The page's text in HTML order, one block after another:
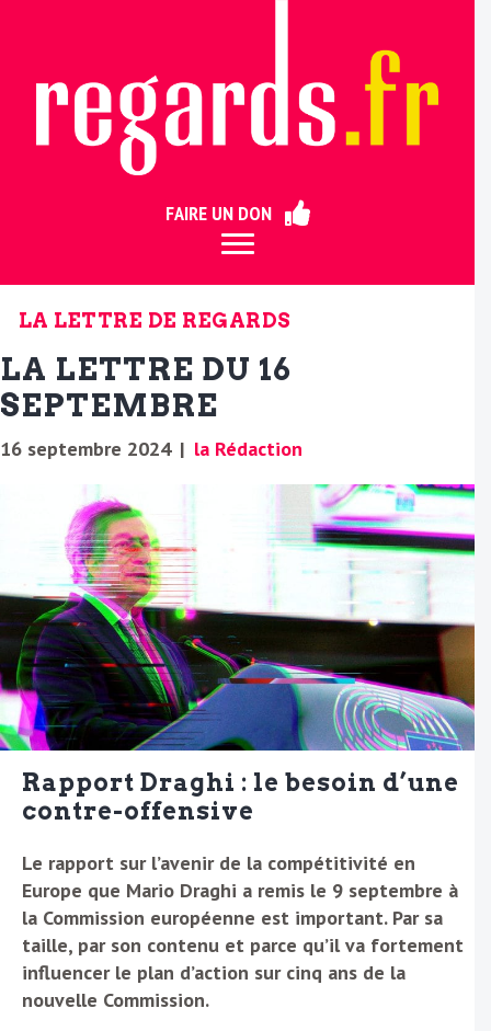
FAIRE UN DON
LA LETTRE DE REGARDS
LA LETTRE DU 16
SEPTEMBRE
16 septembre 2024 | la Rédaction
Rapport Draghi : le besoin d’une
contre-offensive
Le rapport sur l’avenir de la compétitivité en
Europe que Mario Draghi a remis le 9 septembre à
la Commission européenne est important. Par sa
taille, par son contenu et parce qu’il va fortement
influencer le plan d’action sur cinq ans de la
nouvelle Commission.